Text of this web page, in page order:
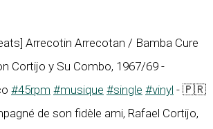
Arrecotin Arrecotan / Bamba Cure
Cortijo y Su Combo, 1967/69 -
#45rpm #musique #single #vinyl - 🇵🇷
de son fidèle ami, Rafael Cortijo,